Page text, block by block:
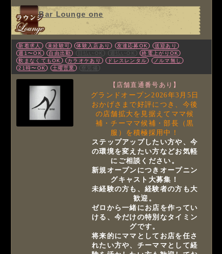
Bar Lounge one
新着求人 未経験可 体験入店あり 友達応募OK
送迎あり
週1〜OK
自由出勤 日払いOK 週払いOK
終電上がりOK
飲まなくてもOK
カラオケあり ドレスレンタル
ノルマ無し
21時〜OK
土曜営業 寮完備
【店舗直通番号あり】
グランドオープン2026年3月5日
おかげさまで好評につき、今後
の店舗拡大を見据えてママ候
補・チーママ候補・部長（黒
服）を積極採用中！
ステップアップしたい方や、今
の環境を変えたい方などお気軽
にご相談ください。
新規オープンにつきオープニン
グキャスト大募集！
未経験の方も、経験者の方も大
歓迎。
ゼロから一緒にお店を作ってい
ける、今だけの特別なタイミン
グです。
将来的にママとしてお店を任さ
れたい方や、チーママとして経